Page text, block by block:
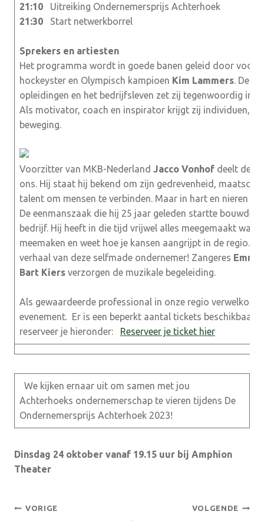
21:10 Uitreiking Ondernemersprijs Achterhoek
21:30 Start netwerkborrel
Sprekers en artiesten
Het programma wordt in goede banen geleid door
hockeyster en Olympisch kampioen Kim Lammers. De
opleidingen en het bedrijfsleven zet zij tegenwoordig in
Als motivator, coach en inspirator krijgt zij individuen,
beweging.
Voorzitter van MKB-Nederland Jacco Vonhof deelt
ons. Hij staat hij bekend om zijn gedrevenheid,
talent om mensen te verbinden. Maar in hart en nieren is
De eenmanszaak die hij 25 jaar geleden startte bouwde
bedrijf. Hij heeft in die tijd vrijwel alles meegemaakt wat
meemaken en weet hoe je kansen aangrijpt in de regio.
verhaal van deze selfmade ondernemer! Zangeres Emma
Bart Kiers verzorgen de muzikale begeleiding.
Als gewaardeerde professional in onze regio
evenement. Er is een beperkt aantal tickets beschikbaar,
reserveer je hieronder: Reserveer je ticket hier
We kijken ernaar uit om samen met jou
Achterhoeks ondernemerschap te vieren tijdens De
Ondernemersprijs Achterhoek 2023!
Dinsdag 24 oktober vanaf 19.15 uur bij Amphion
Theater
Bericht
VORIGE VOLGENDE